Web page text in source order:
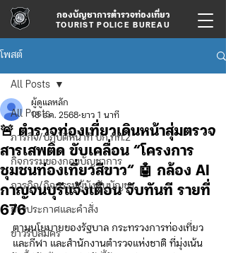
กองบัญชาการตำรวจท่องเที่ยว
TOURIST POLICE BUREAU
โพสต์
All Posts
ภารกิจ/ปฏิบัติหน้าที่ บก.ทท.2
กิจกรรมของกองบัญชาการ
ภารกิจ/กิจกรรมผู้บังคับบัญชา
ข่าวประกาศและคำสั่ง
ข่าวรับสมัคร
All Posts
🚨 ตำรวจท่องเที่ยวเดินหน้าสุ่มตรวจ
สารเสพติด ขับเคลื่อน “โครงการ
ชุมชนท่องเที่ยวสีขาว“ 🤖 กล้อง AI
กาญจนบุรีแจ้งเตือน จับทันที รายที่
676
ผู้ดูแลหลัก
18 ธ.ค. 2568 ยาว 1 นาที
ตามนโยบายของรัฐบาล กระทรวงการท่องเที่ยว
และกีฬา และสำนักงานตำรวจแห่งชาติ ที่มุ่งเน้น